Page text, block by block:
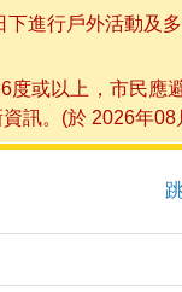
進行戶外活動及
或以上，市民應
訊。(於 2026年